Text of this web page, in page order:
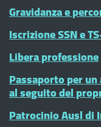
Gravidanza e
Iscrizione SSN e
Libera professione
Passaporto per
al seguito del
Patrocinio Ausl di